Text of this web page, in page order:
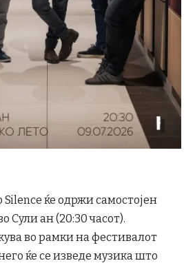
Silence ќе одржи самостојен
Сули ан (20:30 часот).
во рамки на фестивалот
ќе се изведе музика што